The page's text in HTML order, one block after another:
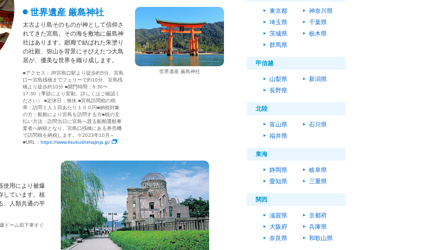
世界遺産 厳島神社
太古より島そのものが神として信仰さ
れてきた宮島。その海を敷地に厳島神
社はあります。廻廊で結ばれた朱塗り
の社殿、弥山を背景にそびえたつ大鳥
居が、優美な世界を織り成します。
■アクセス：JR宮島口駅より徒歩約5分、宮島
口〜宮島桟橋までフェリーで約10分、宮島桟
橋より徒歩約10分 ■開門時間：6:30〜
17:30（季節により変動。詳しくはご確認く
ださい） ■定休日：無休 ■宮島訪問税の税
率：訪問１人１回あたり１００円■納税対象
の方：船舶により宮島を訪問する方■税の支
払い方法：訪問当日に宮島へ渡る船舶運航事
業者へ納税となり、宮島口桟橋にある券売機
で訪問税を納税します。※2023年10月～
■URL： https://www.itsukushimajinja.jp/
世界遺産 厳島神社
使用により被爆
しています。核
、人類共通の平
ドーム前下車すぐ
東京都
神奈川県
埼玉県
千葉県
茨城県
栃木県
群馬県
甲信越
山梨県
新潟県
長野県
北陸
富山県
石川県
福井県
東海
静岡県
岐阜県
愛知県
三重県
関西
滋賀県
京都府
大阪府
兵庫県
奈良県
和歌山県